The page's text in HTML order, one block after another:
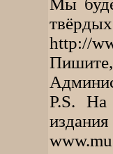
http://
Пишите,
P.S. На